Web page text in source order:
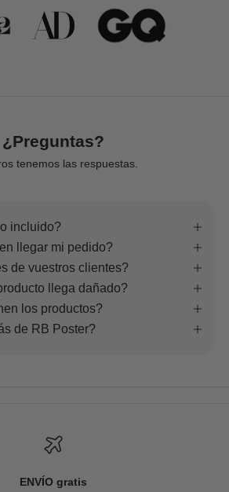
¿Preguntas?
tenemos las respuestas.
incluido?
llegar mi pedido?
de vuestros clientes?
llega dañado?
los productos?
de RB Poster?
ENVÍO gratis